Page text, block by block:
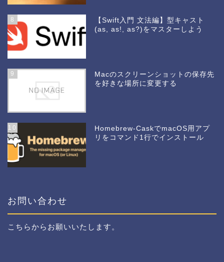
8
【Swift入門 文法編】型キャスト
(as, as!, as?)をマスターしよう
9
Macのスクリーンショットの保存先
を好きな場所に変更する
10
Homebrew-CaskでmacOS用アプ
リをコマンド1行でインストール
お問い合わせ
こちらからお願いいたします。